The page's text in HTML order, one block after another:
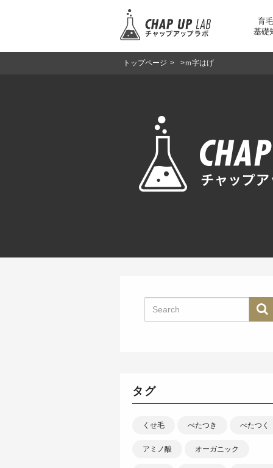
育
基礎
トップページ > >ｍ字はげ
タグ
くせ毛 べたつき べたつく
アミノ酸 オーガニック